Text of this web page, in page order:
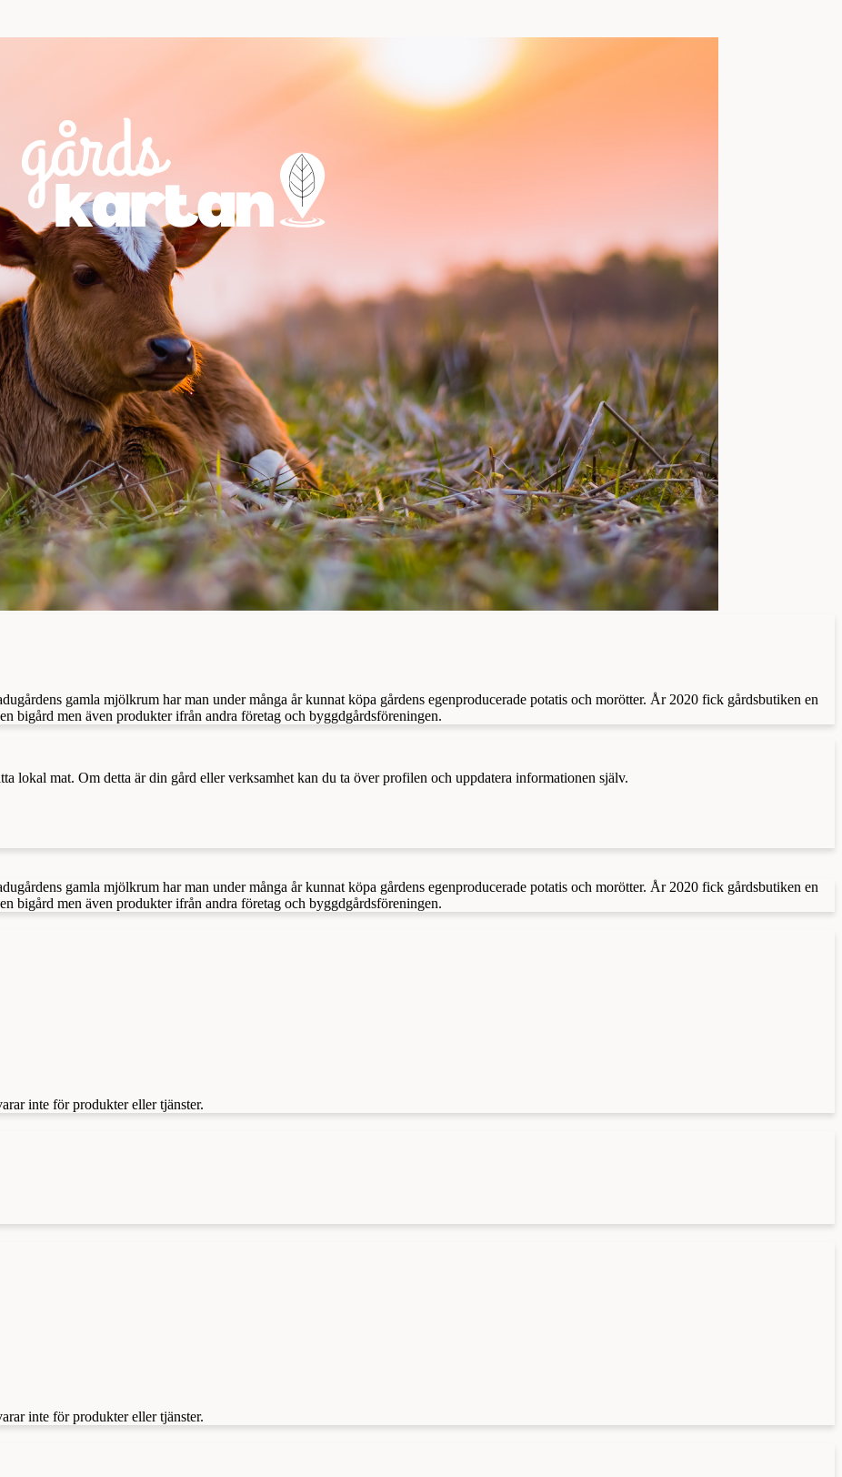
gamla mjölkrum har man under många år kunnat köpa gårdens egenproducerade potatis och morötter. År 2020 fick gårdsbutiken en
bigård men även produkter ifrån andra företag och byggdgårdsföreningen.
lokal mat. Om detta är din gård eller verksamhet kan du ta över profilen och uppdatera informationen själv.
gamla mjölkrum har man under många år kunnat köpa gårdens egenproducerade potatis och morötter. År 2020 fick gårdsbutiken en
bigård men även produkter ifrån andra företag och byggdgårdsföreningen.
inte för produkter eller tjänster.
inte för produkter eller tjänster.